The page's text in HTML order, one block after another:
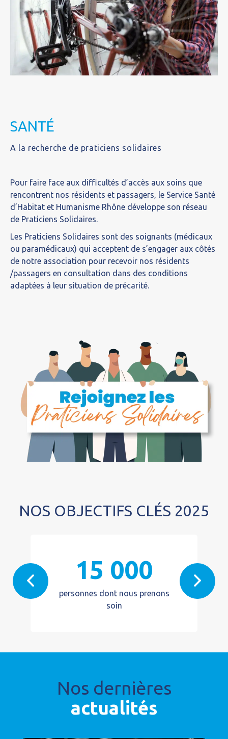
SANTÉ
A la recherche de praticiens solidaires
Pour faire face aux difficultés d’accès aux soins que
rencontrent nos résidents et passagers, le Service Santé
d’Habitat et Humanisme Rhône développe son réseau
de Praticiens Solidaires.
Les Praticiens Solidaires sont des soignants (médicaux
ou paramédicaux) qui acceptent de s’engager aux côtés
de notre association pour recevoir nos résidents
/passagers en consultation dans des conditions
adaptées à leur situation de précarité.
NOS OBJECTIFS CLÉS 2025
15 000
personnes dont nous prenons
soin
Nos dernières
actualités